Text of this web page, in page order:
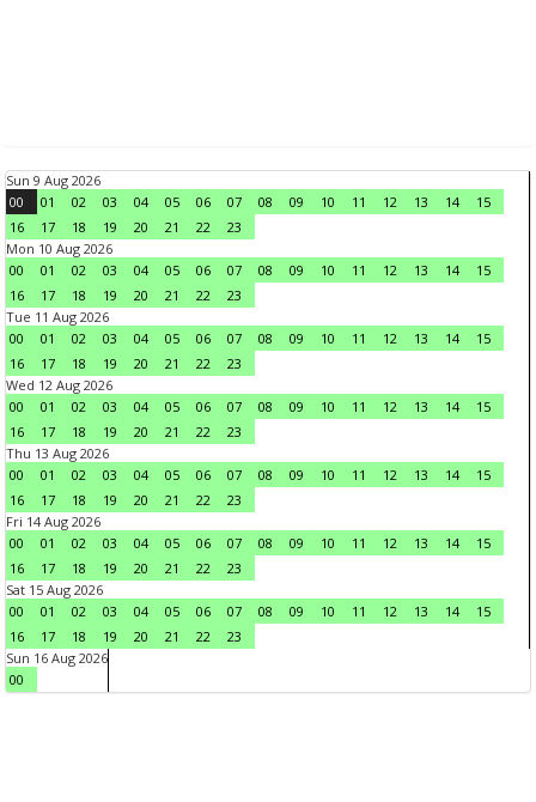
Sun 9 Aug 2026
00
01 02 03 04 05 06 07 08 09 10 11 12 13 14
15
16
17 18 19 20 21 22
23
Mon 10 Aug 2026
00
01 02 03 04 05 06 07 08 09 10 11 12 13 14
15
16
17 18 19 20 21 22
23
Tue 11 Aug 2026
00
01 02 03 04 05 06 07 08 09 10 11 12 13 14
15
16
17 18 19 20 21 22
23
Wed 12 Aug 2026
00
01 02 03 04 05 06 07 08 09 10 11 12 13 14
15
16
17 18 19 20 21 22
23
Thu 13 Aug 2026
00
01 02 03 04 05 06 07 08 09 10 11 12 13 14
15
16
17 18 19 20 21 22
23
Fri 14 Aug 2026
00
01 02 03 04 05 06 07 08 09 10 11 12 13 14
15
16
17 18 19 20 21 22
23
Sat 15 Aug 2026
00
01 02 03 04 05 06 07 08 09 10 11 12 13 14
15
16
17 18 19 20 21 22
23
Sun 16 Aug 2026
00